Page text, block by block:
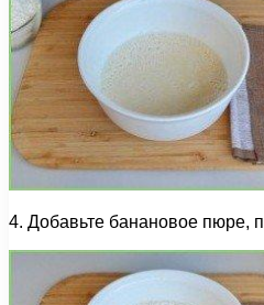
4. Добавьте банановое пюре,